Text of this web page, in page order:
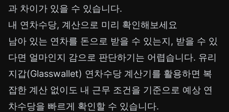
과 차이가 있을 수 있습니다.
내 연차수당, 계산으로 미리 확인해보세요
남아 있는 연차를 돈으로 받을 수 있는지, 받을 수 있
다면 얼마인지 감으로 판단하기는 어렵습니다. 유리
지갑(Glasswallet) 연차수당 계산기를 활용하면 복
잡한 계산 없이도 내 근무 조건을 기준으로 예상 연
차수당을 빠르게 확인할 수 있습니다.